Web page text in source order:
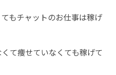
もチャットのお仕事は稼げ
て痩せていなくても稼げて